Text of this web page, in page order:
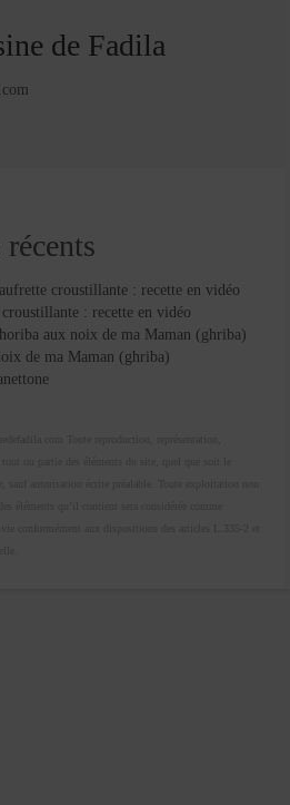
de Fadila
croustillante : recette en vidéo
: recette en vidéo
aux noix de ma Maman (ghriba)
de ma Maman (ghriba)